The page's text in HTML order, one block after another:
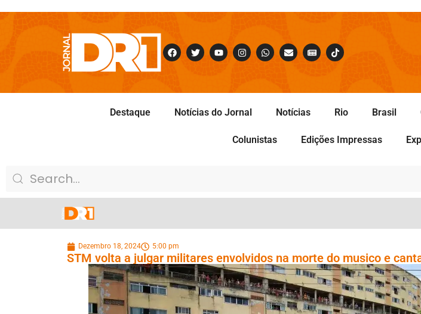
Destaque Notícias do Jornal Notícias Rio Brasil
Colunistas Edições Impressas
Dezembro 18, 2024 5:00 pm
STM volta a julgar militares envolvidos na morte do musico e